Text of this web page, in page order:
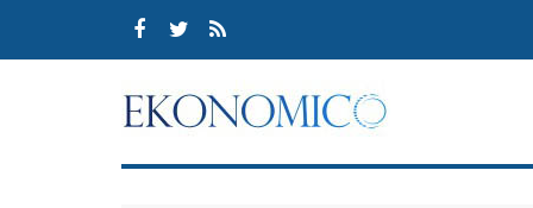
content